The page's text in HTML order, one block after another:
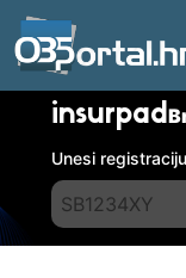
insurpad
Unesi